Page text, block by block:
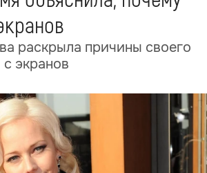
раскрыла причины своего
экранов